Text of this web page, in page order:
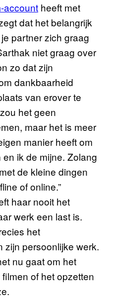
account heeft met
dat het belangrijk
partner zich graag
niet graag over
zo dat zijn
dankbaarheid
van erover te
het geen
maar het is meer
manier heeft om
ik de mijne. Zolang
de kleine dingen
of online.”
haar nooit het
werk een last is.
het
zijn persoonlijke werk.
nu gaat om het
of het opzetten